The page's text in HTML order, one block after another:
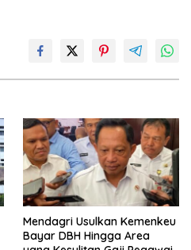
Mendagri Usulkan Kemenkeu
Bayar DBH Hingga Area